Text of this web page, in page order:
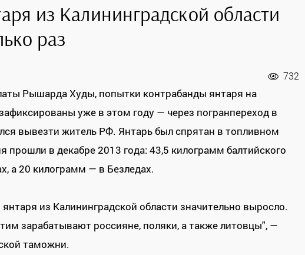
из Калининградской области
раз
732
Рышарда Худы, попытки контрабанды янтаря на
уже в этом году — через погранпереход в
вывезти житель РФ. Янтарь был спрятан в топливном
в декабре 2013 года: 43,5 килограмм балтийского
а 20 килограмм — в Безледах.
из Калининградской области значительно выросло.
зарабатывают россияне, поляки, а также литовцы", —
таможни.